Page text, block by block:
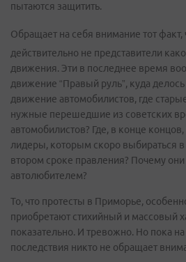
пытаются защитить.
Обращает на себя внимание тот факт,
действительно не представители
движения. Эти в последнее время
движение “Правый руль”, куда
движение автомобилистов, где
нужные перешедшие из советских
автомобилистов? Где, в конце
лидеры, которым скоро выбираться в
втором сроке правления? Почему
автолюбителем?
То, что протесты в Приморье,
приобретают стихийный и массовый
показательно. И тревожно. Но пока
последствия никто не обращает